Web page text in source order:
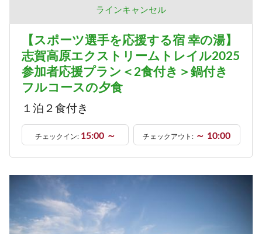
ラインキャンセル
【スポーツ選手を応援する宿 幸の湯】
志賀高原エクストリームトレイル2025
参加者応援プラン＜2食付き＞鍋付き
フルコースの夕食
１泊２食付き
チェックイン: 15:00 ～ チェックアウト: ～ 10:00